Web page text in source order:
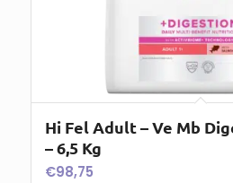
Hi Fel Adult – Ve Mb
– 6,5 Kg
€98,75